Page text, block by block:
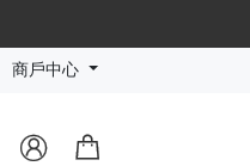
商戶中心
 